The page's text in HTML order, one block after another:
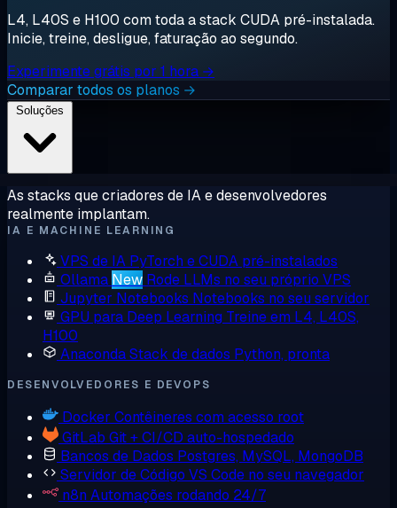
L4, L40S e H100 com toda a stack CUDA pré-instalada.
Inicie, treine, desligue, faturação ao segundo.
Experimente grátis por 1 hora →
Comparar todos os planos →
As stacks que criadores de IA e desenvolvedores
realmente implantam.
IA E MACHINE LEARNING
VPS de IA PyTorch e CUDA pré-instalados
Ollama New Rode LLMs no seu próprio VPS
Jupyter Notebooks Notebooks no seu servidor
GPU para Deep Learning Treine em L4, L40S,
H100
AnacondaStack de dados Python, pronta
DESENVOLVEDORES E DEVOPS
Docker Contêineres com acesso root
GitLab Git + CI/CD auto-hospedado
Bancos de Dados Postgres, MySQL, MongoDB
Servidor de Código VS Code no seu navegador
n8n Automações rodando 24/7